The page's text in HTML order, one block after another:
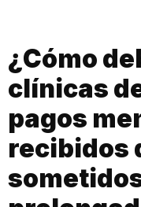
¿Cómo
clínicas
pagos
recibidos